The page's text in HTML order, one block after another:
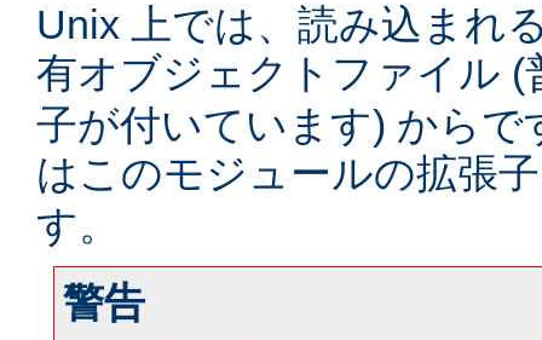
Unix 上では、読み込まれ
有オブジェクトファイル
子が付いています) からで
はこのモジュールの拡張
す。
警告